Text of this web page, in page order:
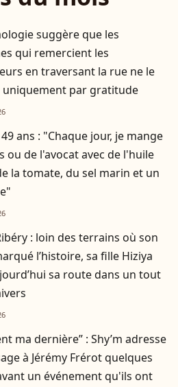
suggère que les
qui remercient les
en traversant la rue ne le
par gratitude
ans : "Chaque jour, je mange
ou de l'avocat avec de l'huile
la tomate, du sel marin et un
: loin des terrains où son
l’histoire, sa fille Hiziya
sa route dans un tout
ma dernière” : Shy’m adresse
à Jérémy Frérot quelques
un événement qu'ils ont